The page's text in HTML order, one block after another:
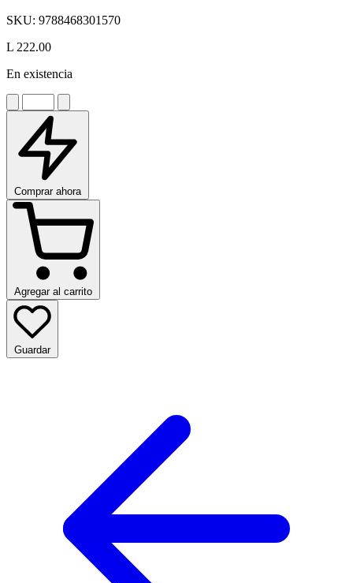
SKU: 9788468301570
L 222.00
En existencia
Comprar ahora
Agregar al carrito
Guardar